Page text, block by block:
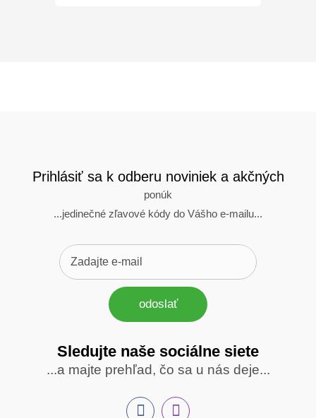
Prihlásiť sa k odberu noviniek a akčných
ponúk
...jedinečné zľavové kódy do Vášho e-mailu...
odoslať
Sledujte
nás
Sledujte naše sociálne siete
...a majte prehľad, čo sa u nás deje...
FacebookINstagram